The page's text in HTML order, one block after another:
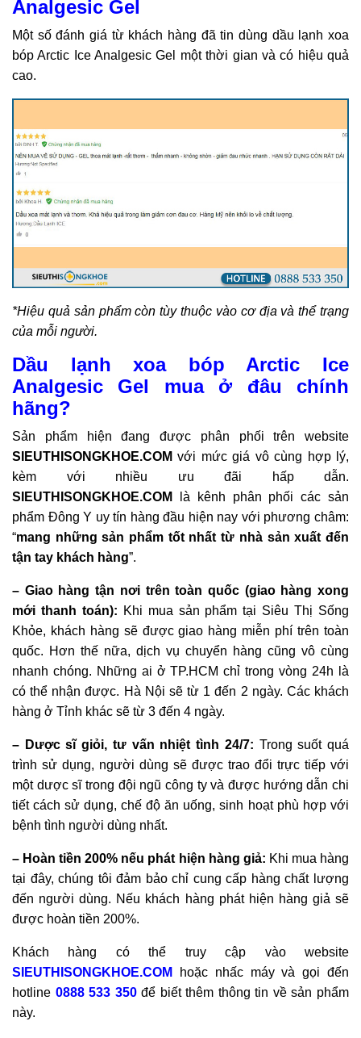
Analgesic Gel
Một số đánh giá từ khách hàng đã tin dùng dầu lạnh xoa
bóp Arctic Ice Analgesic Gel một thời gian và có hiệu quả
cao.
*Hiệu quả sản phẩm còn tùy thuộc vào cơ địa và thể trạng
của mỗi người.
Dầu lạnh xoa bóp Arctic Ice
Analgesic Gel mua ở đâu chính
hãng?
Sản phẩm hiện đang được phân phối trên website
SIEUTHISONGKHOE.COM với mức giá vô cùng hợp lý,
kèm với nhiều ưu đãi hấp dẫn.
SIEUTHISONGKHOE.COM
là kênh phân phối các sản
phẩm Đông Y uy tín hàng đầu hiện nay với phương châm:
“mang những sản phẩm tốt nhất từ nhà sản xuất đến
tận tay khách hàng”.
– Giao hàng tận nơi trên toàn quốc (giao hàng xong
mới thanh toán): Khi mua sản phẩm tại Siêu Thị Sống
Khỏe, khách hàng sẽ được giao hàng miễn phí trên toàn
quốc. Hơn thế nữa, dịch vụ chuyển hàng cũng vô cùng
nhanh chóng. Những ai ở TP.HCM chỉ trong vòng 24h là
có thể nhận được. Hà Nội sẽ từ 1 đến 2 ngày. Các khách
hàng ở Tỉnh khác sẽ từ 3 đến 4 ngày.
– Dược sĩ giỏi, tư vấn nhiệt tình 24/7: Trong suốt quá
trình sử dụng, người dùng sẽ được trao đổi trực tiếp với
một dược sĩ trong đội ngũ công ty và được hướng dẫn chi
tiết cách sử dụng, chế độ ăn uống, sinh hoạt phù hợp với
bệnh tình người dùng nhất.
– Hoàn tiền 200% nếu phát hiện hàng giả: Khi mua hàng
tại đây, chúng tôi đảm bảo chỉ cung cấp hàng chất lượng
đến người dùng. Nếu khách hàng phát hiện hàng giả sẽ
được hoàn tiền 200%.
Khách hàng có thể truy cập vào website
SIEUTHISONGKHOE.COM
hoặc nhấc máy và gọi đến
hotline 0888 533 350để biết thêm thông tin về sản phẩm
này.